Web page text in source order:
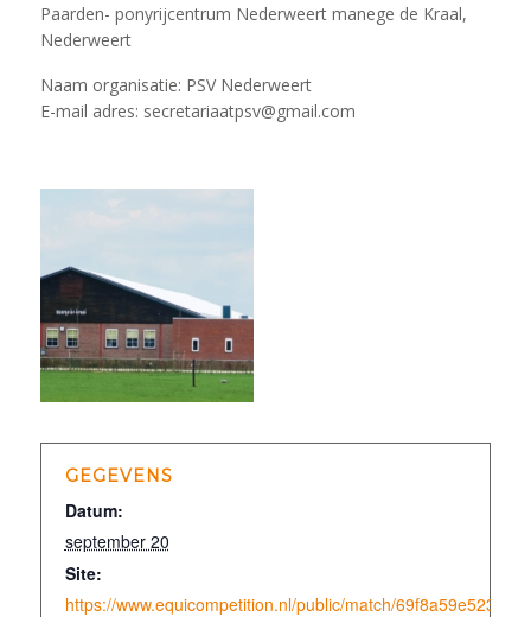
Paarden- ponyrijcentrum Nederweert manege de Kraal,
Nederweert
Naam organisatie: PSV Nederweert
E-mail adres: secretariaatpsv@gmail.com
GEGEVENS
Datum:
september 20
Site:
https://www.equicompetition.nl/public/match/